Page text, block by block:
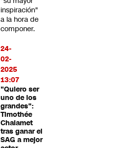
inspiración"
a la hora de
componer.
24-
02-
2025
13:07
"Quiero ser
uno de los
grandes":
Timothée
Chalamet
tras ganar el
SAG a mejor